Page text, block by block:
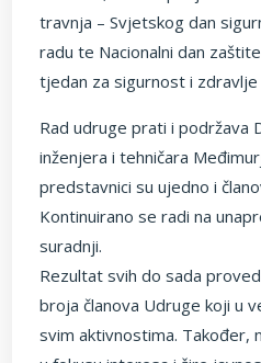
travnja – Svjetskog dan
radu te Nacionalni dan
tjedan za sigurnost i zdravlje
Rad udruge prati i podržava
inženjera i tehničara
predstavnici su ujedno i
Kontinuirano se radi na
suradnji.
Rezultat svih do sada
broja članova Udruge koji u
svim aktivnostima. Također,